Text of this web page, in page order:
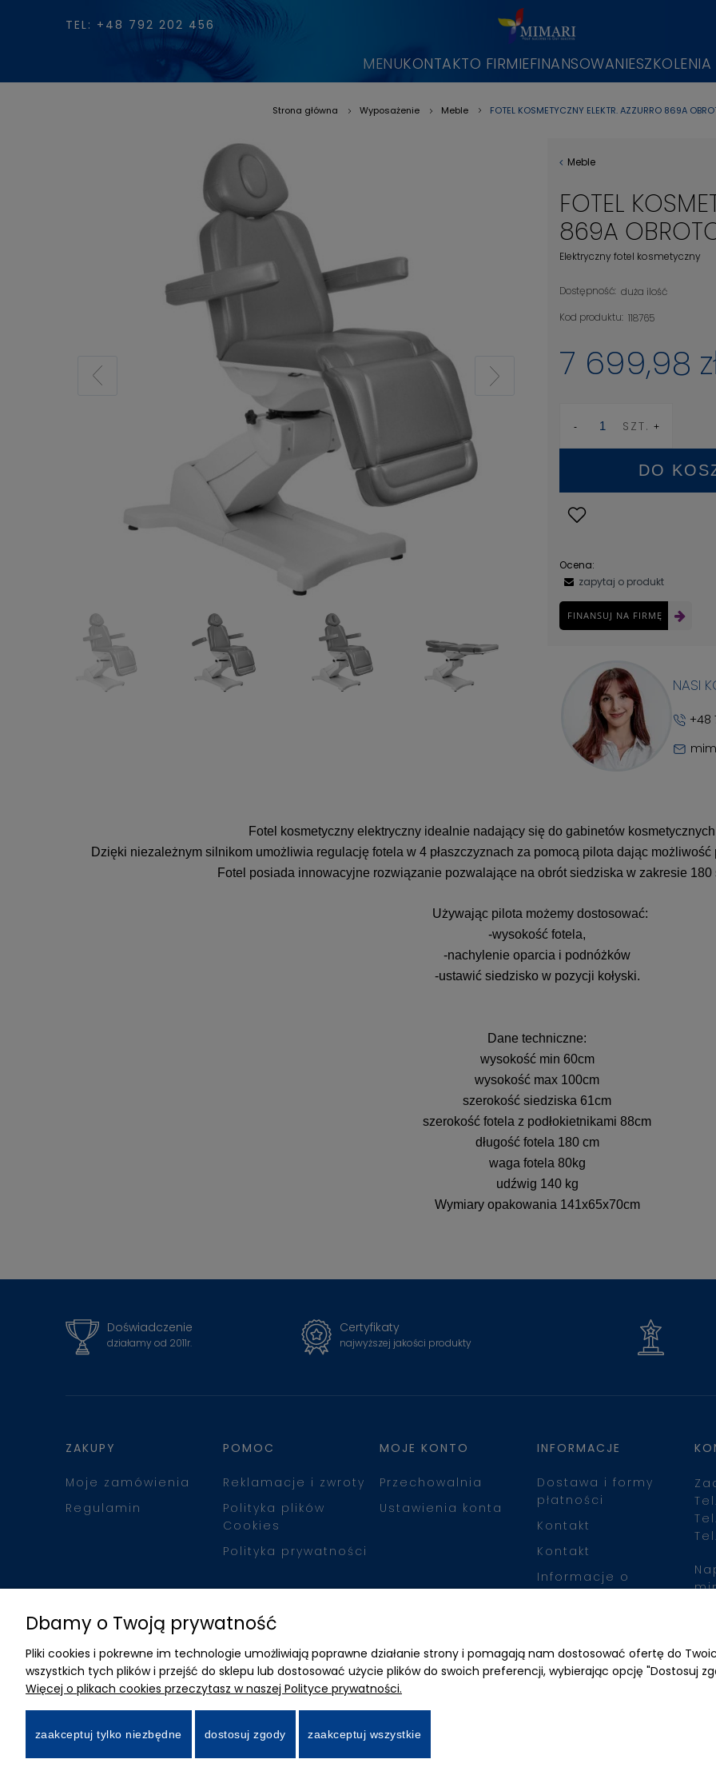
TEL: +48 792 202 456
MENUKONTAKTO FIRMIEFINANSOWANIESZKOLENIA
Strona główna Wyposażenie Meble FOTEL KOSMETYCZNY ELEKTR. AZZURRO 869A
Meble
FOTEL
869A
Elektryczny fotel kosmetyczny
Dostępność: duża ilość
Kod produktu: 118765
7 699,98
SZT.
DO
Ocena:
zapytaj o produkt
FINANSUJ NA FIRMĘ
NASI
+48
Fotel kosmetyczny elektryczny idealnie nadający się do gabinetów
Dzięki niezależnym silnikom umożliwia regulację fotela w 4 płaszczyznach za pomocą pilota dając
Fotel posiada innowacyjne rozwiązanie pozwalające na obrót siedziska w zakresie 180
Używając pilota możemy dostosować:
-wysokość fotela,
-nachylenie oparcia i podnóżków
-ustawić siedzisko w pozycji kołyski.
Dane techniczne:
wysokość min 60cm
wysokość max 100cm
szerokość siedziska 61cm
szerokość fotela z podłokietnikami 88cm
długość fotela 180 cm
waga fotela 80kg
udźwig 140 kg
Wymiary opakowania 141x65x70cm
Doświadczenie
działamy od 2011r.
Certyfikaty
najwyższej jakości produkty
ZAKUPY
Moje zamówienia
Regulamin
POMOC
Reklamacje i zwroty
Polityka plików
Cookies
Polityka prywatności
MOJE KONTO
Przechowalnia
Ustawienia konta
INFORMACJE
Dostawa i formy
płatności
Kontakt
Kontakt
Informacje o
Dbamy o Twoją prywatność
Pliki cookies i pokrewne im technologie umożliwiają poprawne działanie strony i pomagają nam dostosować ofertę do
wszystkich tych plików i przejść do sklepu lub dostosować użycie plików do swoich preferencji, wybierając opcję "Dostosuj
Więcej o plikach cookies przeczytasz w naszej Polityce prywatności.
zaakceptuj tylko niezbędne dostosuj zgody zaakceptuj wszystkie